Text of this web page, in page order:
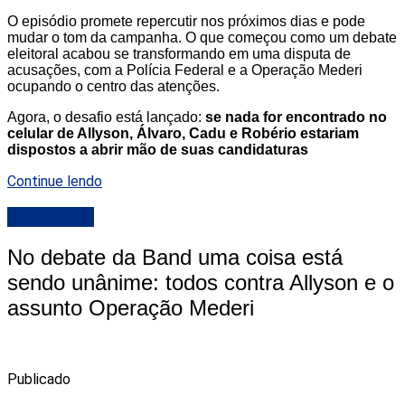
O episódio promete repercutir nos próximos dias e pode
mudar o tom da campanha. O que começou como um debate
eleitoral acabou se transformando em uma disputa de
acusações, com a Polícia Federal e a Operação Mederi
ocupando o centro das atenções.
Agora, o desafio está lançado: se nada for encontrado no
celular de Allyson, Álvaro, Cadu e Robério estariam
dispostos a abrir mão de suas candidaturas
Continue lendo
No debate da Band uma coisa está
sendo unânime: todos contra Allyson e o
assunto Operação Mederi
Publicado